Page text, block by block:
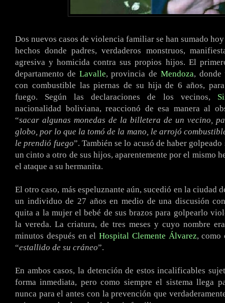
Dos nuevos casos de violencia familiar se han sumado
hechos donde padres, verdaderos monstruos,
agresiva y homicida contra sus propios hijos. El
departamento de Lavalle, provincia de Mendoza, donde
con combustible las piernas de su hija de 6 años,
fuego. Según las declaraciones de los vecinos,
nacionalidad boliviana, reaccionó de esa manera al
“sacar algunas monedas de la billetera de un vecino,
globo, por lo que la tomó de la mano, le arrojó
le prendió fuego”. También se lo acusó de haber
un cinto a otro de sus hijos, aparentemente por el mismo
el ataque a su hermanita.
El otro caso, más espeluznante aún, sucedió en la ciudad
un individuo de 27 años en medio de una discusión
quita a la mujer el bebé de sus brazos para golpearlo
la vereda. La criatura, de tres meses y cuyo nombre
minutos después en elHospital Clemente Álvarez, como
“estallido de su cráneo”.
En ambos casos, la detención de estos incalificables
forma inmediata, pero como siempre el sistema llega
nunca para el antes con la prevención que